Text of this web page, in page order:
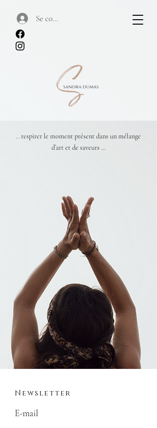
Se connecter
.. respirer le moment présent dans un mélange
d’art et de saveurs …
Newsletter
E-mail